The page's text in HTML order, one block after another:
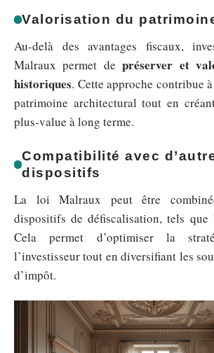
Valorisation du
Au-delà des avantages fiscaux,
Malraux permet depréserver et
historiques. Cette approche contribue
patrimoine architectural tout en
plus-value à long terme.
Compatibilité avec
dispositifs
La loi Malraux peut être
dispositifs de défiscalisation, tels
Cela permet d’optimiser la
l’investisseur tout en diversifiant les
d’impôt.